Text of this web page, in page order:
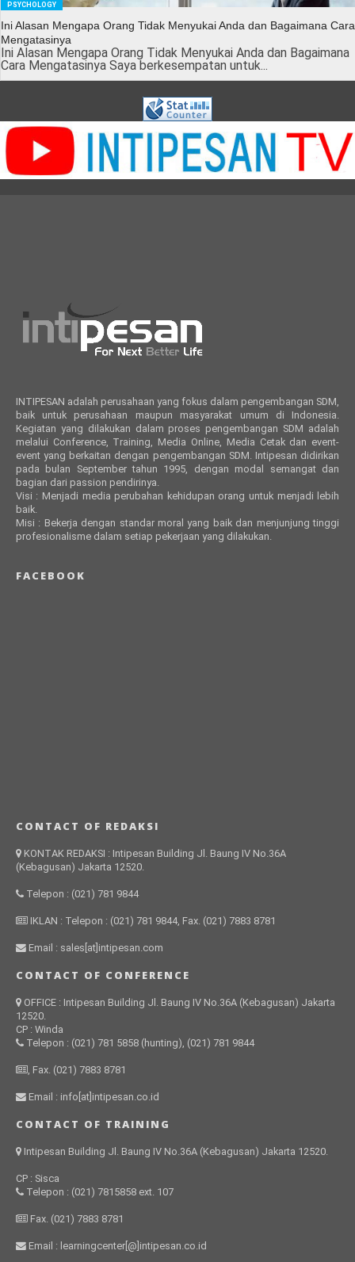
PSYCHOLOGY
Ini Alasan Mengapa Orang Tidak Menyukai Anda dan Bagaimana Cara
Mengatasinya
Ini Alasan Mengapa Orang Tidak Menyukai Anda dan Bagaimana
Cara Mengatasinya Saya berkesempatan untuk...
INTIPESAN adalah perusahaan yang fokus dalam pengembangan SDM,
baik untuk perusahaan maupun masyarakat umum di Indonesia.
Kegiatan yang dilakukan dalam proses pengembangan SDM adalah
melalui Conference, Training, Media Online, Media Cetak dan event-
event yang berkaitan dengan pengembangan SDM. Intipesan didirikan
pada bulan September tahun 1995, dengan modal semangat dan
bagian dari passion pendirinya.
Visi : Menjadi media perubahan kehidupan orang untuk menjadi lebih
baik.
Misi : Bekerja dengan standar moral yang baik dan menjunjung tinggi
profesionalisme dalam setiap pekerjaan yang dilakukan.
FACEBOOK
CONTACT OF REDAKSI
KONTAK REDAKSI : Intipesan Building Jl. Baung IV No.36A
(Kebagusan) Jakarta 12520.
Telepon : (021) 781 9844
IKLAN : Telepon : (021) 781 9844, Fax. (021) 7883 8781
Email : sales[at]intipesan.com
CONTACT OF CONFERENCE
OFFICE : Intipesan Building Jl. Baung IV No.36A (Kebagusan) Jakarta
12520.
CP : Winda
Telepon : (021) 781 5858 (hunting), (021) 781 9844
, Fax. (021) 7883 8781
Email : info[at]intipesan.co.id
CONTACT OF TRAINING
Intipesan Building Jl. Baung IV No.36A (Kebagusan) Jakarta 12520.
CP : Sisca
Telepon : (021) 7815858 ext. 107
Fax. (021) 7883 8781
Email : learningcenter[@]intipesan.co.id